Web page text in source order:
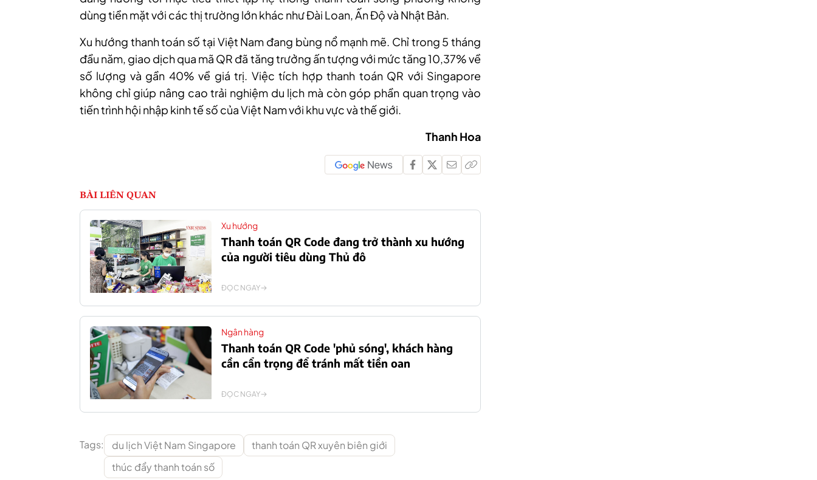
dùng tiền mặt với các thị trường lớn khác như Đài Loan, Ấn Độ và Nhật Bản.
Xu hướng thanh toán số tại Việt Nam đang bùng nổ mạnh mẽ. Chỉ trong 5 tháng
đầu năm, giao dịch qua mã QR đã tăng trưởng ấn tượng với mức tăng 10,37% về
số lượng và gần 40% về giá trị. Việc tích hợp thanh toán QR với Singapore
không chỉ giúp nâng cao trải nghiệm du lịch mà còn góp phần quan trọng vào
tiến trình hội nhập kinh tế số của Việt Nam với khu vực và thế giới.
Thanh Hoa
BÀI LIÊN QUAN
Xu hướng
Thanh toán QR Code đang trở thành xu hướng
của người tiêu dùng Thủ đô
ĐỌC NGAY
Ngân hàng
Thanh toán QR Code 'phủ sóng', khách hàng
cần cẩn trọng để tránh mất tiền oan
ĐỌC NGAY
Tags: du lịch Việt Nam Singapore
thanh toán QR xuyên biên giới
thúc đẩy thanh toán số